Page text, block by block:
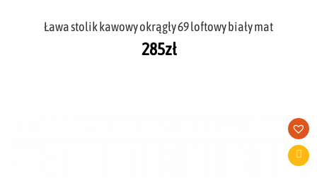
Ława stolik kawowy okrągły 69 loftowy biały mat
285zł